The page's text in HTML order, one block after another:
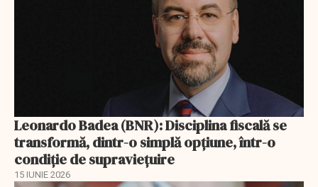
Leonardo Badea (BNR): Disciplina fiscală se
transformă, dintr-o simplă opțiune, într-o
condiție de supraviețuire
15 IUNIE 2026